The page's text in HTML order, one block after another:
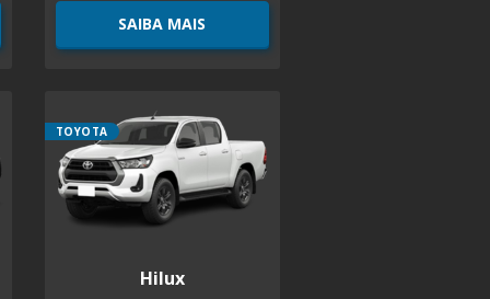
SAIBA MAIS
TOYOTA
Hilux